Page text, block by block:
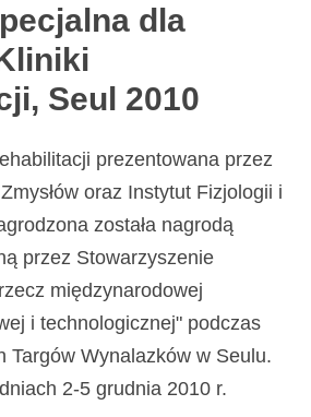
dla
Seul 2010
prezentowana przez
oraz Instytut Fizjologii i
została nagrodą
przez Stowarzyszenie
międzynarodowej
i technologicznej" podczas
Targów Wynalazków w Seulu.
2-5 grudnia 2010 r.